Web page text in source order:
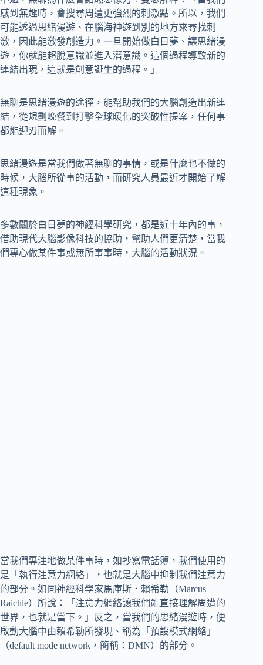
感到無趣時，會搜尋周遭更強烈的刺激點。所以，我們
可能透過思緒漫遊、在腦海神遊到別的地方來尋找刺
激，因此能激發創造力。一旦開始做白日夢、讓思緒漫
遊，你就能超脫意識並進入潛意識。這個過程導致新的
連結出現，這就是創意誕生的過程。」
無聊是思緒漫遊的途徑，能幫助我們的大腦創造出新連
結，從規劃晚餐到打擊全球暖化的突破性提案，任何事
都能迎刃而解。
思緒漫遊是當我們做著無聊的事情，或是什麼也不做的
時候，大腦所從事的活動，而研究人員最近才開始了解
這種現象。
多數關於白日夢的神經科學研究，都是近十年內的事，
借助現代大腦影像科技的協助，幫助人們更清楚，當我
們專心做某件事或無所事事時，大腦的活動狀況。
當我們專注地做某件事時，如抄寫電話簿，我們使用的
是「執行注意力網絡」，也就是大腦中抑制我們注意力
的部分。如同神經科學家馬庫斯．賴希勒（Marcus
Raichle）所說：「注意力網絡讓我們能直接理解周遭的
世界，也就是當下。」反之，當我們的思緒漫遊時，便
啟動大腦中由賴希勒所發現、稱為「預設模式網絡」
（default mode network，簡稱：DMN）的部分。